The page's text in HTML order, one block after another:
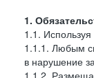
1.
1.1.
1.1.1. Любым
в нарушение
1.1.2.